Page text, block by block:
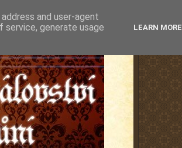
and user-agent
service, generate usage
LEARN MORE